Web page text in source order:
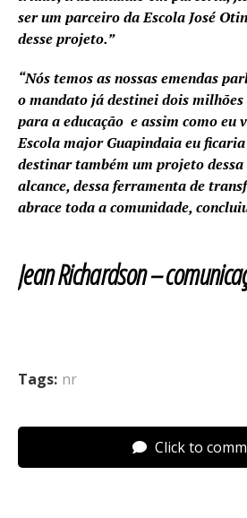
ser um parceiro da Escola José
desse projeto.”
“Nós temos as nossas emendas
o mandato já destinei dois milhões
para a educação e assim como eu
Escola major Guapindaia eu
destinar também um projeto dessa
alcance, dessa ferramenta de
abrace toda a comunidade,
Jean Richardson –
Tags: nr
Click to